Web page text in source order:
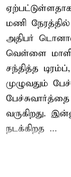
மணி
அதிபர்
வெள்ளை
சந்தித்த
முழுவதும்
வருகிறது.
நடக்கிறத ...